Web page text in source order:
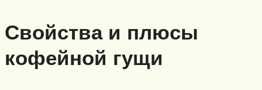
Свойства и плюсы
кофейной гущи